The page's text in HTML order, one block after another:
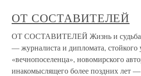
ОТ СОСТАВИТЕЛЕЙ
ОТ СОСТАВИТЕЛЕЙ Жизнь и судьба
— журналиста и дипломата, стойкого
«вечнопоселенца», новомирского
инакомыслящего более поздних лет